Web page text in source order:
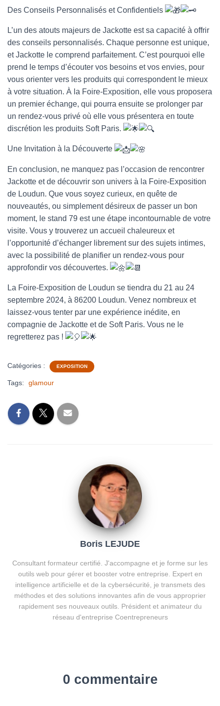
Des Conseils Personnalisés et Confidentiels
L’un des atouts majeurs de Jackotte est sa capacité à offrir
des conseils personnalisés. Chaque personne est unique,
et Jackotte le comprend parfaitement. C’est pourquoi elle
prend le temps d’écouter vos besoins et vos envies, pour
vous orienter vers les produits qui correspondent le mieux
à votre situation. À la Foire-Exposition, elle vous proposera
un premier échange, qui pourra ensuite se prolonger par
un rendez-vous privé où elle vous présentera en toute
discrétion les produits Soft Paris.
Une Invitation à la Découverte
En conclusion, ne manquez pas l’occasion de rencontrer
Jackotte et de découvrir son univers à la Foire-Exposition
de Loudun. Que vous soyez curieux, en quête de
nouveautés, ou simplement désireux de passer un bon
moment, le stand 79 est une étape incontournable de votre
visite. Vous y trouverez un accueil chaleureux et
l’opportunité d’échanger librement sur des sujets intimes,
avec la possibilité de planifier un rendez-vous pour
approfondir vos découvertes.
La Foire-Exposition de Loudun se tiendra du 21 au 24
septembre 2024, à 86200 Loudun. Venez nombreux et
laissez-vous tenter par une expérience inédite, en
compagnie de Jackotte et de Soft Paris. Vous ne le
regretterez pas !
Catégories : EXPOSITION
Tags: glamour
Boris LEJUDE
Consultant formateur certifié. J'accompagne et je forme sur les
outils web pour gérer et booster votre entreprise. Expert en
intelligence artificielle et de la cybersécurité, je transmets des
méthodes et des solutions innovantes afin de vous approprier
rapidement ses nouveaux outils. Président et animateur du
réseau d'entreprise Coentrepreneurs
0 commentaire